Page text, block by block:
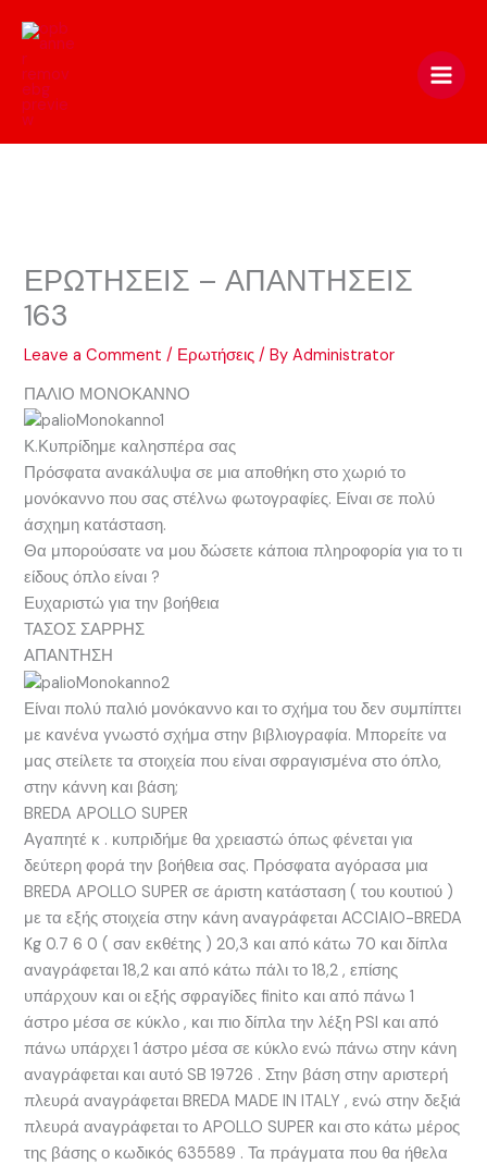
content
ΕΡΩΤΗΣΕΙΣ – ΑΠΑΝΤΗΣΕΙΣ
163
Leave a Comment / Ερωτήσεις / ByAdministrator
ΠΑΛΙΟ ΜΟΝΟΚΑΝΝΟ
Κ.Κυπρίδημε καλησπέρα σας
Πρόσφατα ανακάλυψα σε μια αποθήκη στο χωριό το
μονόκαννο που σας στέλνω φωτογραφίες. Είναι σε πολύ
άσχημη κατάσταση.
Θα μπορούσατε να μου δώσετε κάποια πληροφορία για το τι
είδους όπλο είναι ?
Ευχαριστώ για την βοήθεια
ΤΑΣΟΣ ΣΑΡΡΗΣ
ΑΠΑΝΤΗΣΗ
Είναι πολύ παλιό μονόκαννο και το σχήμα του δεν συμπίπτει
με κανένα γνωστό σχήμα στην βιβλιογραφία. Μπορείτε να
μας στείλετε τα στοιχεία που είναι σφραγισμένα στο όπλο,
στην κάννη και βάση;
BREDA APOLLO SUPER
Αγαπητέ κ . κυπριδήμε θα χρειαστώ όπως φένεται για
δεύτερη φορά την βοήθεια σας. Πρόσφατα αγόρασα μια
BREDA APOLLO SUPER σε άριστη κατάσταση ( του κουτιού )
με τα εξής στοιχεία στην κάνη αναγράφεται ACCIAIO-BREDA
Kg 0.7 6 0 ( σαν εκθέτης ) 20,3 και από κάτω 70 και δίπλα
αναγράφεται 18,2 και από κάτω πάλι το 18,2 , επίσης
υπάρχουν και οι εξής σφραγίδες finito και από πάνω 1
άστρο μέσα σε κύκλο , και πιο δίπλα την λέξη PSI και από
πάνω υπάρχει 1 άστρο μέσα σε κύκλο ενώ πάνω στην κάνη
αναγράφεται και αυτό SB 19726 . Στην βάση στην αριστερή
πλευρά αναγράφεται BREDA MADE IN ITALY , ενώ στην δεξιά
πλευρά αναγράφεται το APOLLO SUPER και στο κάτω μέρος
της βάσης ο κωδικός 635589 . Τα πράγματα που θα ήθελα